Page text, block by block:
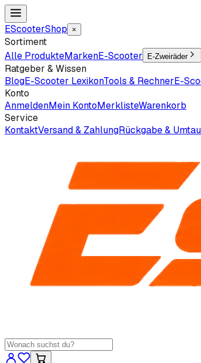
EScooterShop ×
Sortiment
Alle ProdukteMarkenE-Scooter E-Zweiräder
Ratgeber & Wissen
BlogE-Scooter LexikonTools & RechnerE-
Konto
AnmeldenMein KontoMerklisteWarenkorb
Service
KontaktVersand & ZahlungRückgabe &